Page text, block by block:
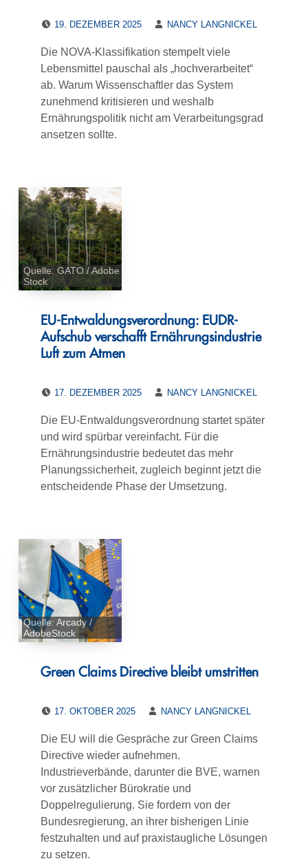
19. DEZEMBER 2025
NANCY LANGNICKEL
Die NOVA-Klassifikation stempelt viele
Lebensmittel pauschal als „hochverarbeitet“
ab. Warum Wissenschaftler das System
zunehmend kritisieren und weshalb
Ernährungspolitik nicht am Verarbeitungsgrad
ansetzen sollte.
Quelle: GATO / Adobe
Stock
EU-Entwaldungsverordnung: EUDR-
Aufschub verschafft Ernährungsindustrie
Luft zum Atmen
17. DEZEMBER 2025
NANCY LANGNICKEL
Die EU-Entwaldungsverordnung startet später
und wird spürbar vereinfacht. Für die
Ernährungsindustrie bedeutet das mehr
Planungssicherheit, zugleich beginnt jetzt die
entscheidende Phase der Umsetzung.
Quelle: Arcady /
AdobeStock
Green Claims Directive bleibt umstritten
17. OKTOBER 2025
NANCY LANGNICKEL
Die EU will die Gespräche zur Green Claims
Directive wieder aufnehmen.
Industrieverbände, darunter die BVE, warnen
vor zusätzlicher Bürokratie und
Doppelregulierung. Sie fordern von der
Bundesregierung, an ihrer bisherigen Linie
festzuhalten und auf praxistaugliche Lösungen
zu setzen.